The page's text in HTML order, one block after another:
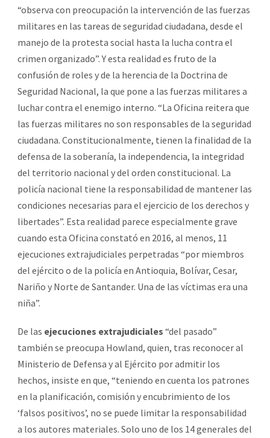
“observa con preocupación la intervención de las fuerzas
militares en las tareas de seguridad ciudadana, desde el
manejo de la protesta social hasta la lucha contra el
crimen organizado”. Y esta realidad es fruto de la
confusión de roles y de la herencia de la Doctrina de
Seguridad Nacional, la que pone a las fuerzas militares a
luchar contra el enemigo interno. “La Oficina reitera que
las fuerzas militares no son responsables de la seguridad
ciudadana. Constitucionalmente, tienen la finalidad de la
defensa de la soberanía, la independencia, la integridad
del territorio nacional y del orden constitucional. La
policía nacional tiene la responsabilidad de mantener las
condiciones necesarias para el ejercicio de los derechos y
libertades”. Esta realidad parece especialmente grave
cuando esta Oficina constató en 2016, al menos, 11
ejecuciones extrajudiciales perpetradas “por miembros
del ejército o de la policía en Antioquia, Bolívar, Cesar,
Nariño y Norte de Santander. Una de las víctimas era una
niña”.
De las ejecuciones extrajudiciales “del pasado”
también se preocupa Howland, quien, tras reconocer al
Ministerio de Defensa y al Ejército por admitir los
hechos, insiste en que, “teniendo en cuenta los patrones
en la planificación, comisión y encubrimiento de los
‘falsos positivos’, no se puede limitar la responsabilidad
a los autores materiales. Solo uno de los 14 generales del